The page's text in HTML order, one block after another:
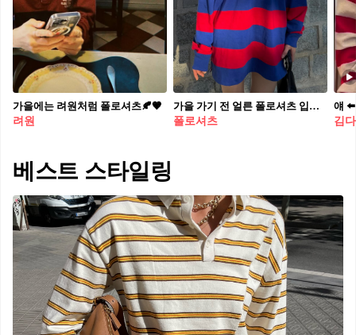
가을에는 려원처럼 폴로셔츠🍂🤎
려원
가을 가기 전 얼른 폴로셔츠 입자🍁
폴로셔츠
김
베스트 스타일링